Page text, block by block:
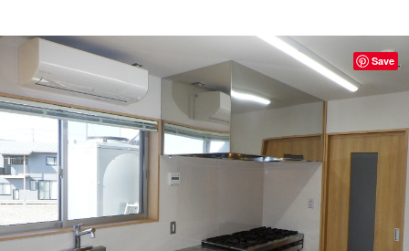
Save